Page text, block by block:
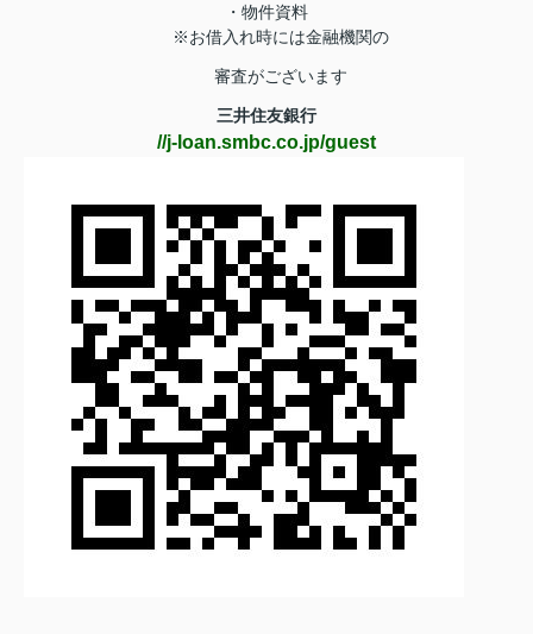
・物件資料
※お借入れ時には金融機関の
審査がございます
三井住友銀行
//j-loan.smbc.co.jp/guest